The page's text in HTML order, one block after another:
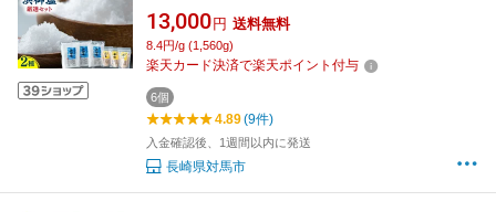
[WAY003] スピード発送 最速発送 最短発送
13,000 円 送料無料
8.4円/g (1,560g)
楽天カード決済で楽天ポイント付与
6個
4.89(9件)
入金確認後、1週間以内に発送
長崎県対馬市